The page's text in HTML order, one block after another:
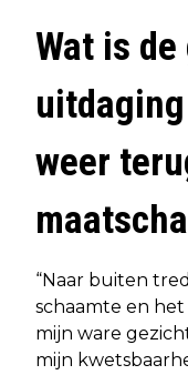
Wat is
weer
“Naar buiten
schaamte en
mijn ware
mijn